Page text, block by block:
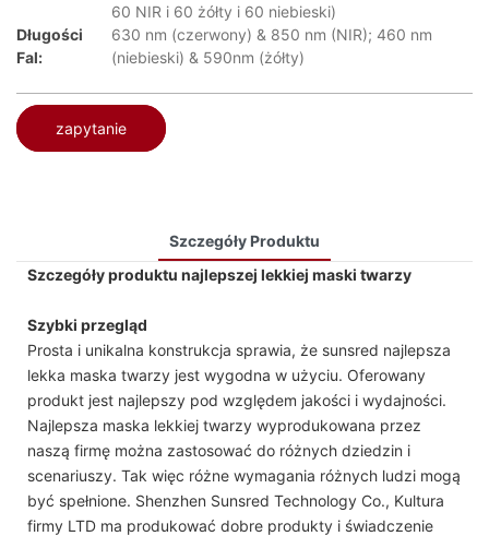
60 NIR i 60 żółty i 60 niebieski)
Długości
Fal:
630 nm (czerwony) & 850 nm (NIR); 460 nm
(niebieski) & 590nm (żółty)
zapytanie
Szczegóły Produktu
Szczegóły produktu najlepszej lekkiej maski twarzy
Szybki przegląd
Prosta i unikalna konstrukcja sprawia, że ​​sunsred najlepsza
lekka maska ​​twarzy jest wygodna w użyciu. Oferowany
produkt jest najlepszy pod względem jakości i wydajności.
Najlepsza maska ​​lekkiej twarzy wyprodukowana przez
naszą firmę można zastosować do różnych dziedzin i
scenariuszy. Tak więc różne wymagania różnych ludzi mogą
być spełnione. Shenzhen Sunsred Technology Co., Kultura
firmy LTD ma produkować dobre produkty i świadczenie